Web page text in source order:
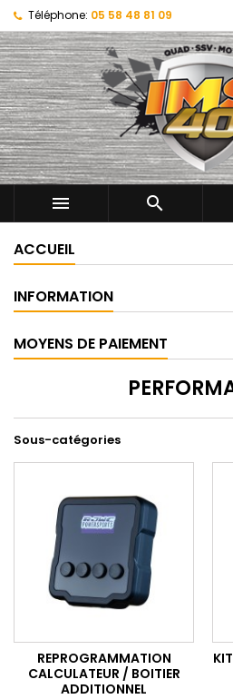
Téléphone: 05 58 48 81 09
 
ACCUEIL
INFORMATION
MOYENS DE PAIEMENT
Sous-catégories
REPROGRAMMATION
CALCULATEUR / BOITIER
ADDITIONNEL